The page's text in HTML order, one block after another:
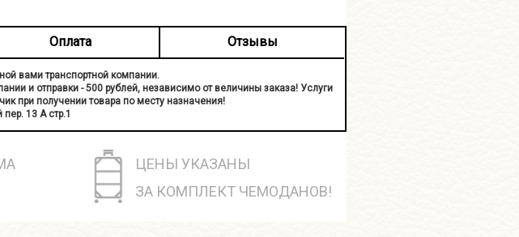
Оплата Отзывы
вами транспортной компании.
и отправки - 500 рублей, независимо от величины заказа! Услуги
при получении товара по месту назначения!
13 A стр.1
ЦЕНЫ УКАЗАНЫ
ЗА КОМПЛЕКТ ЧЕМОДАНОВ!